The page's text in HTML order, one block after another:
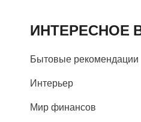
ИНТЕРЕСНОЕ
Бытовые рекомендации
Интерьер
Мир финансов